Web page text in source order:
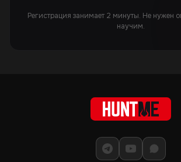
Регистрация занимает 2 минуты. Не нужен
научим.